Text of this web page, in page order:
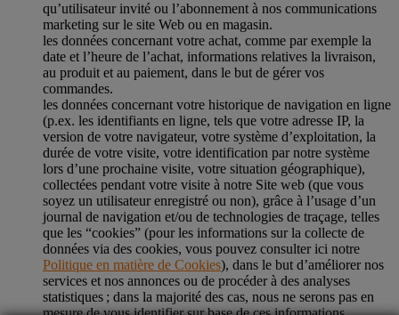
qu’utilisateur invité ou l’abonnement à nos communications
marketing sur le site Web ou en magasin.
les données concernant votre achat, comme par exemple la
date et l’heure de l’achat, informations relatives la livraison,
au produit et au paiement, dans le but de gérer vos
commandes.
les données concernant votre historique de navigation en ligne
(p.ex. les identifiants en ligne, tels que votre adresse IP, la
version de votre navigateur, votre système d’exploitation, la
durée de votre visite, votre identification par notre système
lors d’une prochaine visite, votre situation géographique),
collectées pendant votre visite à notre Site web (que vous
soyez un utilisateur enregistré ou non), grâce à l’usage d’un
journal de navigation et/ou de technologies de traçage, telles
que les “cookies” (pour les informations sur la collecte de
données via des cookies, vous pouvez consulter ici notre
Politique en matière de Cookies), dans le but d’améliorer nos
services et nos annonces ou de procéder à des analyses
statistiques ; dans la majorité des cas, nous ne serons pas en